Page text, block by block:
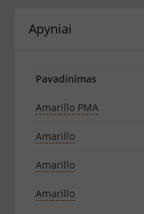
Apyniai
Pavadinimas
Amarillo PMA
Amarillo
Amarillo
Amarillo